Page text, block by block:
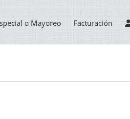
o Mayoreo Facturación